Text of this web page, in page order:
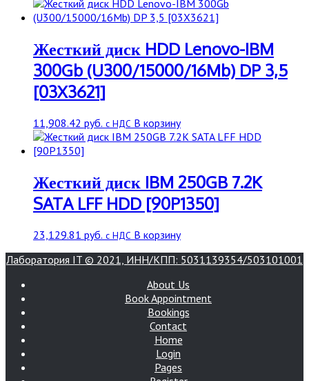
Жесткий диск HDD Lenovo-IBM
300Gb (U300/15000/16Mb) DP 3,5
[03X3621]
11,908.42 руб. с НДС В корзину
Жесткий диск IBM 250GB 7.2K
SATA LFF HDD [90P1350]
23,129.81 руб. с НДС В корзину
Лаборатория IT © 2021, ИНН/КПП: 5031139354/503101001
About Us
Book Appointment
Bookings
Contact
Home
Login
Pages